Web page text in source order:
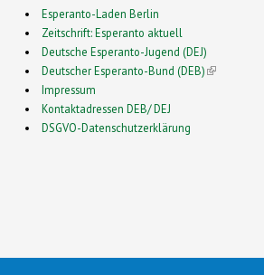
Esperanto-Laden Berlin
Zeitschrift: Esperanto aktuell
Deutsche Esperanto-Jugend (DEJ)
Deutscher Esperanto-Bund (DEB)(link is
Impressum
Kontaktadressen DEB/ DEJ
DSGVO-Datenschutzerklärung